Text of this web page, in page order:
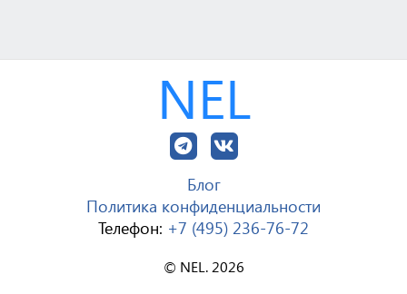
NEL
Блог
Политика конфиденциальности
Телефон: +7 (495) 236-76-72
© NEL. 2026